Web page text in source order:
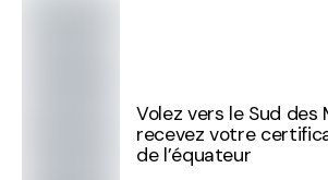
Volez vers le Sud des
recevez votre
de l’équateur